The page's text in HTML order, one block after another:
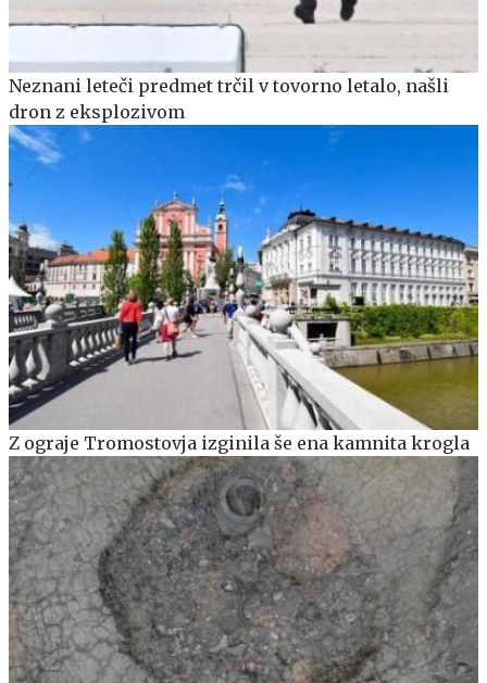
Neznani leteči predmet trčil v tovorno letalo, našli
dron z eksplozivom
Z ograje Tromostovja izginila še ena kamnita krogla